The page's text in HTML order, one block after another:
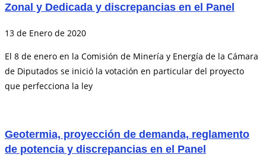
Zonal y Dedicada y discrepancias en el Panel
13 de Enero de 2020
El 8 de enero en la Comisión de Minería y Energía de la Cámara
de Diputados se inició la votación en particular del proyecto
que perfecciona la ley
Geotermia, proyección de demanda, reglamento
de potencia y discrepancias en el Panel